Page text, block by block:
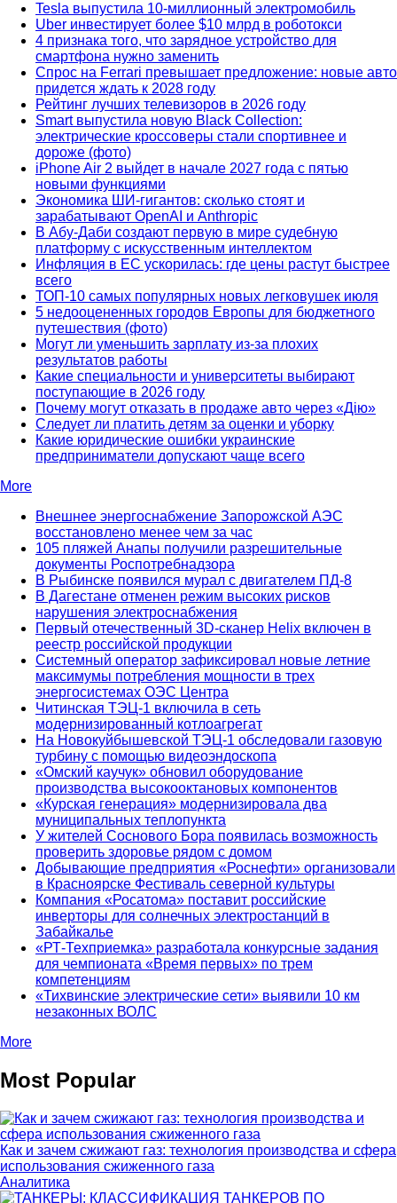
Tesla выпустила 10-миллионный электромобиль
Uber инвестирует более $10 млрд в роботокси
4 признака того, что зарядное устройство для
смартфона нужно заменить
Спрос на Ferrari превышает предложение: новые авто
придется ждать к 2028 году
Рейтинг лучших телевизоров в 2026 году
Smart выпустила новую Black Collection:
электрические кроссоверы стали спортивнее и
дороже (фото)
iPhone Air 2 выйдет в начале 2027 года с пятью
новыми функциями
Экономика ШИ-гигантов: сколько стоят и
зарабатывают OpenAI и Anthropic
В Абу-Даби создают первую в мире судебную
платформу с искусственным интеллектом
Инфляция в ЕС ускорилась: где цены растут быстрее
всего
ТОП-10 самых популярных новых легковушек июля
5 недооцененных городов Европы для бюджетного
путешествия (фото)
Могут ли уменьшить зарплату из-за плохих
результатов работы
Какие специальности и университеты выбирают
поступающие в 2026 году
Почему могут отказать в продаже авто через «Дію»
Следует ли платить детям за оценки и уборку
Какие юридические ошибки украинские
предприниматели допускают чаще всего
More
Внешнее энергоснабжение Запорожской АЭС
восстановлено менее чем за час
105 пляжей Анапы получили разрешительные
документы Роспотребнадзора
В Рыбинске появился мурал с двигателем ПД-8
В Дагестане отменен режим высоких рисков
нарушения электроснабжения
Первый отечественный 3D-сканер Helix включен в
реестр российской продукции
Системный оператор зафиксировал новые летние
максимумы потребления мощности в трех
энергосистемах ОЭС Центра
Читинская ТЭЦ-1 включила в сеть
модернизированный котлоагрегат
На Новокуйбышевской ТЭЦ-1 обследовали газовую
турбину с помощью видеоэндоскопа
«Омский каучук» обновил оборудование
производства высокооктановых компонентов
«Курская генерация» модернизировала два
муниципальных теплопункта
У жителей Соснового Бора появилась возможность
проверить здоровье рядом с домом
Добывающие предприятия «Роснефти» организовали
в Красноярске Фестиваль северной культуры
Компания «Росатома» поставит российские
инверторы для солнечных электростанций в
Забайкалье
«РТ-Техприемка» разработала конкурсные задания
для чемпионата «Время первых» по трем
компетенциям
«Тихвинские электрические сети» выявили 10 км
незаконных ВОЛС
More
Most Popular
Как и зачем сжижают газ: технология производства и сфера
использования сжиженного газа
Аналитика